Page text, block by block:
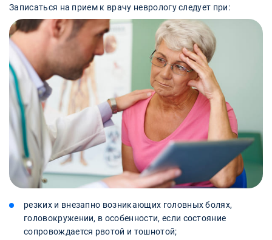
Записаться на прием к врачу неврологу следует при:
резких и внезапно возникающих головных болях,
головокружении, в особенности, если состояние
сопровождается рвотой и тошнотой;